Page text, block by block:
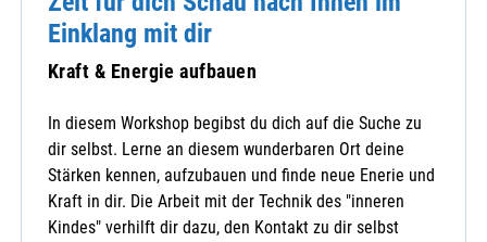
Einklang mit dir
Kraft & Energie aufbauen
In diesem Workshop begibst du dich auf die Suche zu
dir selbst. Lerne an diesem wunderbaren Ort deine
Stärken kennen, aufzubauen und finde neue Enerie und
Kraft in dir. Die Arbeit mit der Technik des "inneren
Kindes" verhilft dir dazu, den Kontakt zu dir selbst